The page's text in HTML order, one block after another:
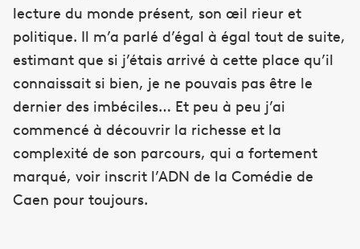
lecture du monde présent, son œil rieur et
politique. Il m’a parlé d’égal à égal tout de suite,
estimant que si j’étais arrivé à cette place qu’il
connaissait si bien, je ne pouvais pas être le
dernier des imbéciles… Et peu à peu j’ai
commencé à découvrir la richesse et la
complexité de son parcours, qui a fortement
marqué, voir inscrit l’ADN de la Comédie de
Caen pour toujours.